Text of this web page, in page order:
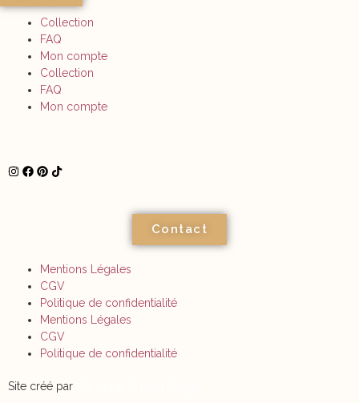
Collection
FAQ
Mon compte
Collection
FAQ
Mon compte
Contact
Mentions Légales
CGV
Politique de confidentialité
Mentions Légales
CGV
Politique de confidentialité
Site créé par